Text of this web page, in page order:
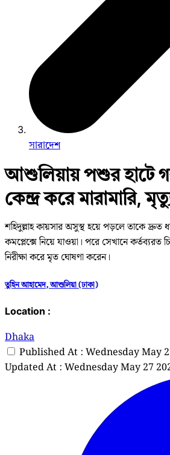
সারাদেশ
আশুলিয়ায় পশুর হাটে
কেন্দ্র করে মারামারি,
শহিদুল্লাহ কায়সার অসুস্থ হয়ে পড়লে তাকে দ্রুত
কমপ্লেক্সে নিয়ে যাওয়া। পরে সেখানে কর্তব্যরত
নিরীক্ষা করে মৃত ঘোষণা করেন।
তুহিন আহামেদ, আশুলিয়া (ঢাকা)
Location :
Dhaka
Published At : Wednesday May
Updated At : Wednesday May 27